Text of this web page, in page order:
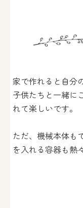
家で作れると自分
子供たちと一緒に
れて楽しいです。
ただ、機械本体も
を入れる容器も熱